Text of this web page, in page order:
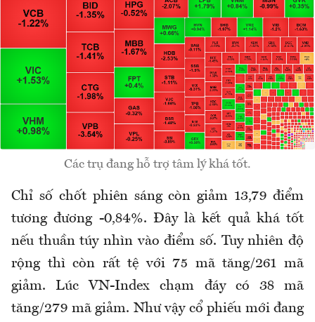
Các trụ đang hỗ trợ tâm lý khá tốt.
Chỉ số chốt phiên sáng còn giảm 13,79 điểm
tương đương -0,84%. Đây là kết quả khá tốt
nếu thuần túy nhìn vào điểm số. Tuy nhiên độ
rộng thì còn rất tệ với 75 mã tăng/261 mã
giảm. Lúc VN-Index chạm đáy có 38 mã
tăng/279 mã giảm. Như vậy cổ phiếu mới đang